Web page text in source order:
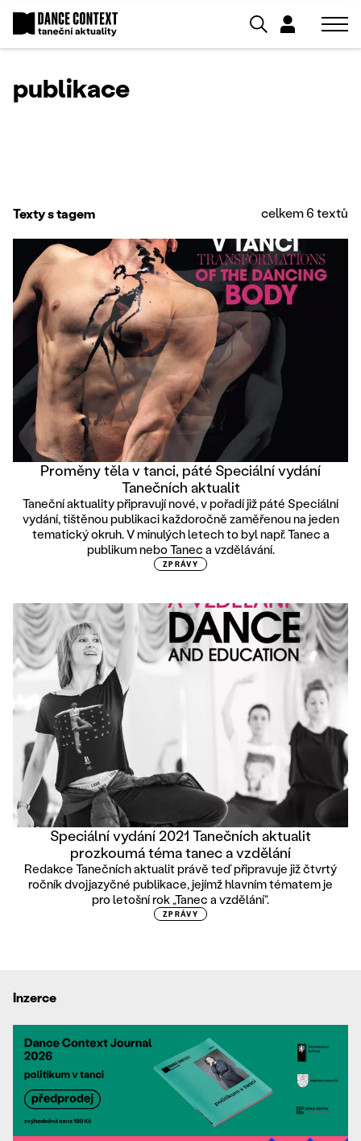
publikace
Texty s tagem celkem 6 textů
Proměny těla v tanci, páté Speciální vydání
Tanečních aktualit
Taneční aktuality připravují nové, v pořadí již páté Speciální
vydání, tištěnou publikaci každoročně zaměřenou na jeden
tematický okruh. V minulých letech to byl např. Tanec a
publikum nebo Tanec a vzdělávání.
ZPRÁVY
Speciální vydání 2021 Tanečních aktualit
prozkoumá téma tanec a vzdělání
Redakce Tanečních aktualit právě teď připravuje již čtvrtý
ročník dvojjazyčné publikace, jejímž hlavním tématem je
pro letošní rok „Tanec a vzdělání“.
ZPRÁVY
Inzerce